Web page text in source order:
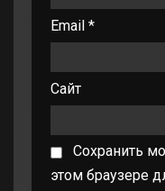
Email *
Сайт
Сохранить
этом браузере